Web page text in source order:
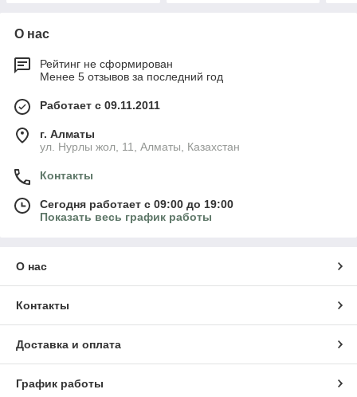
О нас
Рейтинг не сформирован
Менее 5 отзывов за последний год
Работает с 09.11.2011
г. Алматы
ул. Нурлы жол, 11, Алматы, Казахстан
Контакты
Сегодня работает с 09:00 до 19:00
Показать весь график работы
О нас
Контакты
Доставка и оплата
График работы